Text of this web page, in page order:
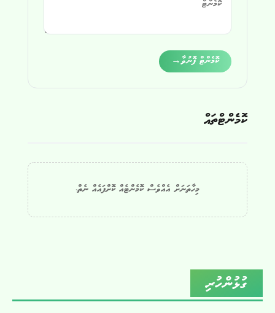
ކޮމެންޓް ފޮނުވާ→
ކޮމެންޓްތައް
މިހާތަނަށް އެއްވެސް ކޮމެންޓެއް ކޮށްފައެއް ނެތް.
ގުޅުންހުރި